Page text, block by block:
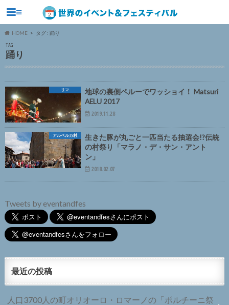
≡
HOME タグ : 踊り
TAG
踊り
リマ
地球の裏側ペルーでワッショイ！ Matsuri
AELU 2017
2019.11.28
アルベルカ村
生きた豚が丸ごと一匹当たる抽選会!?伝統
の村祭り「マラノ・デ・サン・アント
ン」
2018.02.07
Tweets by eventandfes
最近の投稿
人口3700人の町オリオーロ・ロマーノの「ポルチーニ祭